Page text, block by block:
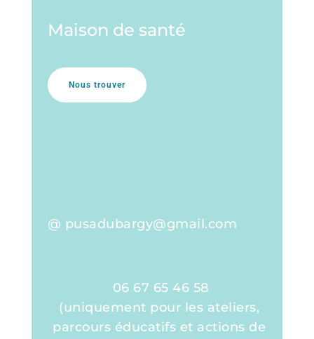
Maison de santé
Nous trouver
@ pusadubargy@gmail.com
06 67 65 46 58
(uniquement pour les ateliers,
parcours éducatifs et actions de